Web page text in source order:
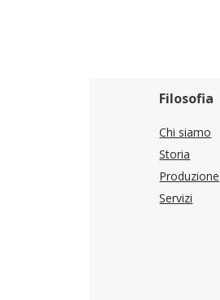
Filosofia
Chi siamo
Storia
Produzione
Servizi